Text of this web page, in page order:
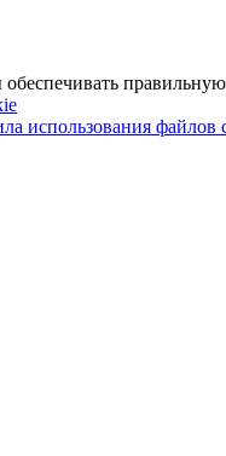
правильную
использования файлов